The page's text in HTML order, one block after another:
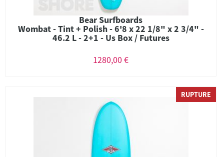
Bear Surfboards
Wombat - Tint + Polish - 6'8 x 22 1/8" x 2 3/4" -
46.2 L - 2+1 - Us Box / Futures
1280,00 €
RUPTURE